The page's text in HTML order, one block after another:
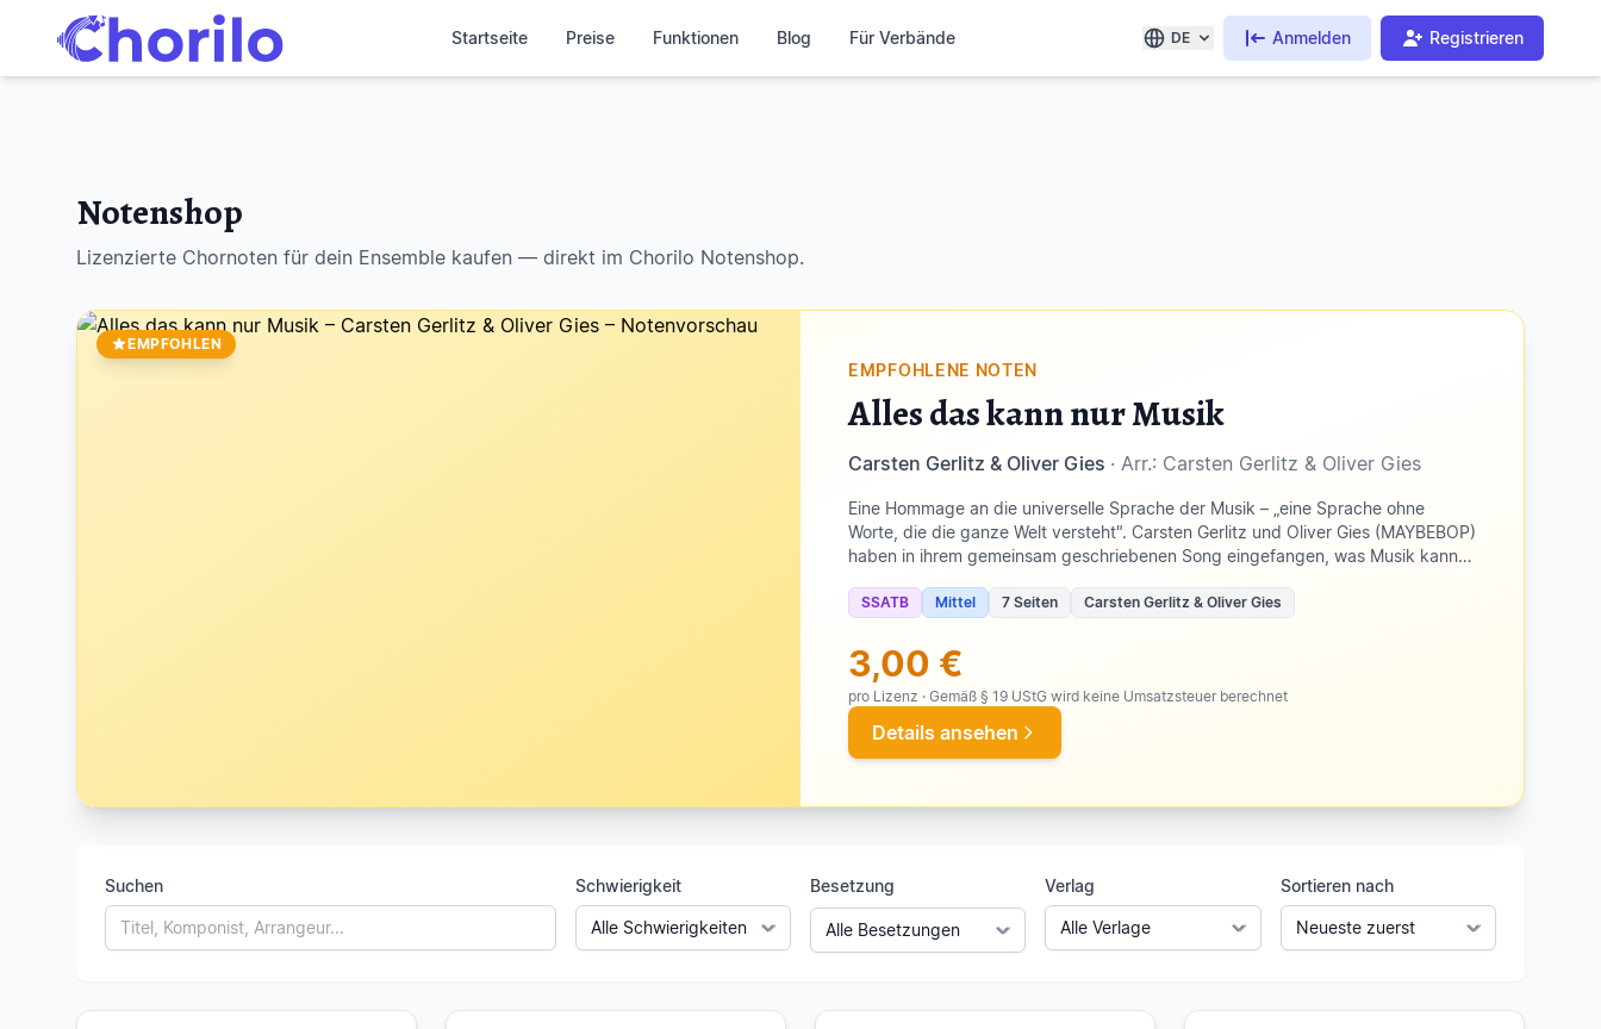
Startseite Preise Funktionen Blog Für Verbände DE Anmelden Registrieren
Notenshop
Lizenzierte Chornoten für dein Ensemble kaufen — direkt im Chorilo Notenshop.
EMPFOHLEN
EMPFOHLENE NOTEN
Alles das kann nur Musik
Carsten Gerlitz & Oliver Gies · Arr.: Carsten Gerlitz & Oliver Gies
Eine Hommage an die universelle Sprache der Musik – „eine Sprache ohne
Worte, die die ganze Welt versteht". Carsten Gerlitz und Oliver Gies (MAYBEBOP)
haben in ihrem gemeinsam geschriebenen Song eingefangen, was Musik kann:
Stärke in einem Klang vereinen. Die SSATB-Fassung des Komponistenduos
als emotionales Highlight im Konzertprogramm – ob als wirkungsvoller Auftakt,
thematischer Mittelpunkt rund um das Thema Musik oder stimmungsvoller
Abschluss, der Publikum und Sängerinnen und Sänger gleichermaßen berührt.
Ein Stück, das zeigt, warum wir alle singen.
SSATB Mittel 7 Seiten Carsten Gerlitz & Oliver Gies
3,00 €
pro Lizenz · Gemäß § 19 UStG wird keine Umsatzsteuer berechnet
Details ansehen
Suchen Schwierigkeit Besetzung Verlag Sortieren nach